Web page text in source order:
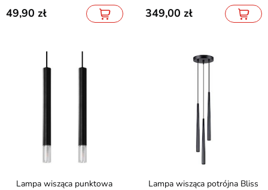
49,90 349,00
Lampa wisząca punktowa
Lampa wisząca potrójna Bliss